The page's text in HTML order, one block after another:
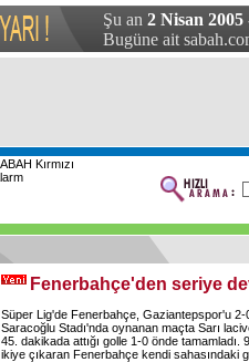
Şu an 2 Nisan
Bugüne ait
Fenerbahçe'den seriye
Süper Lig'de Fenerbahçe, Gaziantepspor'u 2-
Saracoğlu Stadı'nda oynanan maçta Sarı
45. dakikada attığı golle 1-0 önde tamamladı.
ikiye çıkaran Fenerbahçe kendi sahasındaki